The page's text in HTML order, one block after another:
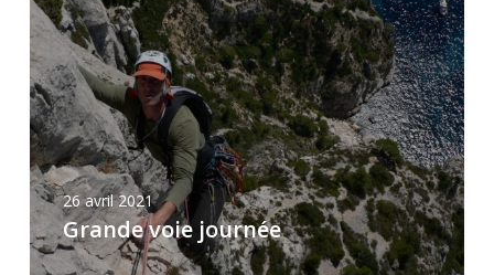
26 avril 2021
Grande voie journée